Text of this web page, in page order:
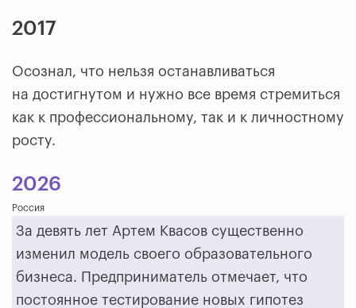
2017
Осознал, что нельзя останавливаться
на достигнутом и нужно все время стремиться
как к профессиональному, так и к личностному
росту.
2026
Россия
За девять лет Артем Квасов существенно
изменил модель своего образовательного
бизнеса. Предприниматель отмечает, что
постоянное тестирование новых гипотез